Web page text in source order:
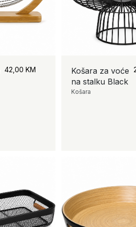
42,00 KM
Košara za voće
na stalku Black
Košara